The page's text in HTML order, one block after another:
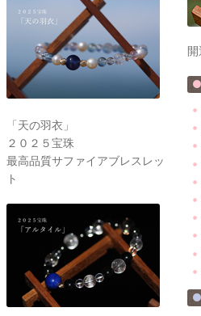
「天の羽衣」
２０２５宝珠
最高品質サファイアブレスレッ
ト